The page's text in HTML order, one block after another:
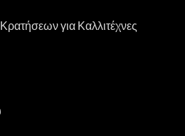
για Καλλιτέχνες